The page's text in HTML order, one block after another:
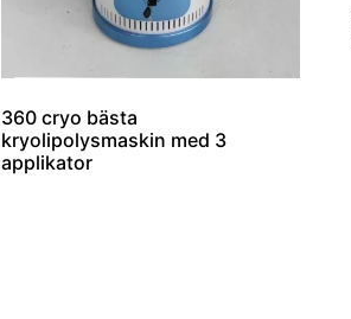
360 cryo bästa
kryolipolysmaskin med 3
applikator